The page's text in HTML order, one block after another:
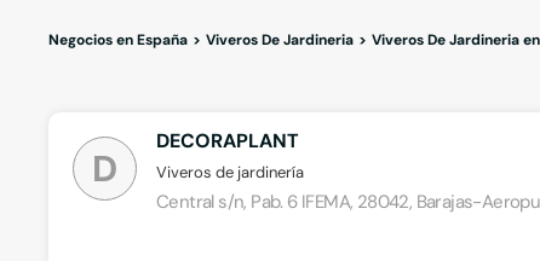
Negocios en España Viveros De Jardineria Viveros De Jardineria
D
DECORAPLANT
Viveros de jardinería
Central s/n, Pab. 6 IFEMA, 28042, Barajas-